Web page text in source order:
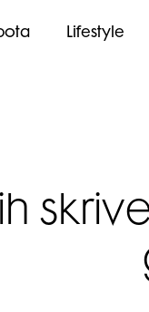
Lifestyle